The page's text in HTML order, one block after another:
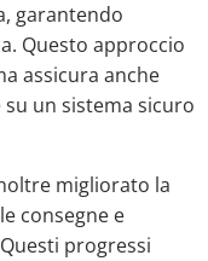
garantendo
Questo approccio
assicura anche
un sistema sicuro
migliorato la
consegne e
progressi